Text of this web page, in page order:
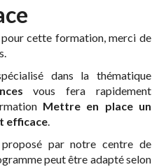
cette formation, merci de
dans la thématique
vous fera rapidement
Mettre en place un
efficace.
par notre centre de
peut être adapté selon